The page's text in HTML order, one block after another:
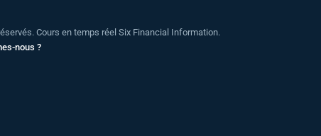
Cours en temps réel Six Financial Information.
nous ?